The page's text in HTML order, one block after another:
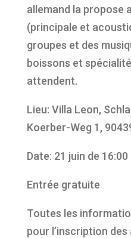
allemand la propose
(principale et
groupes et des
boissons et
attendent.
Lieu: Villa Leon,
Koerber-Weg 1,
Date: 21 juin de 16:00
Entrée gratuite
Toutes les
pour l’inscription